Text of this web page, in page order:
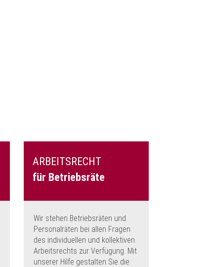
ARBEITSRECHT
für Betriebsräte
Wir stehen Betriebsräten und
Personalräten bei allen Fragen
des individuellen und kollektiven
Arbeitsrechts zur Verfügung. Mit
unserer Hilfe gestalten Sie die